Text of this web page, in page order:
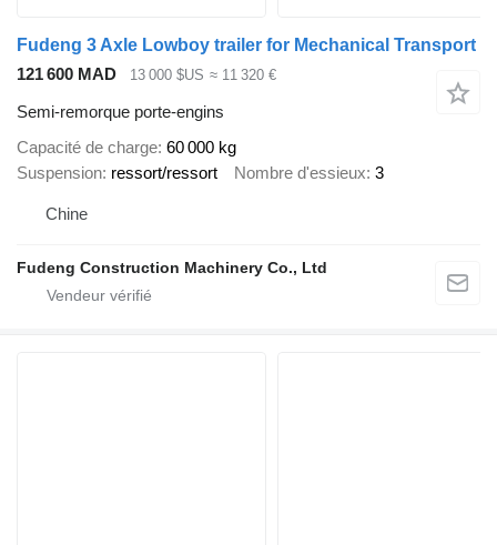
Fudeng 3 Axle Lowboy trailer for Mechanical Transport
121 600 MAD
13 000 $US ≈ 11 320 €
Semi-remorque porte-engins
Capacité de charge 60 000 kg
Suspension ressort/ressort Nombre d'essieux 3
Chine
Fudeng Construction Machinery Co., Ltd